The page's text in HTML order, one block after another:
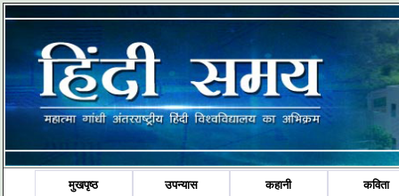
मुखपृष्ठ उपन्यास कहानी कविता